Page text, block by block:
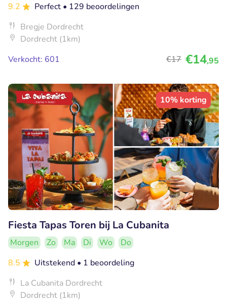
9.2
Perfect • 129 beoordelingen
Bregje Dordrecht
Dordrecht (1km)
Verkocht: 601
€17 €14,95
10% korting
Fiesta Tapas Toren bij La Cubanita
Morgen Zo Ma Di Wo
Do
8.5
Uitstekend • 1 beoordeling
La Cubanita Dordrecht
Dordrecht (1km)